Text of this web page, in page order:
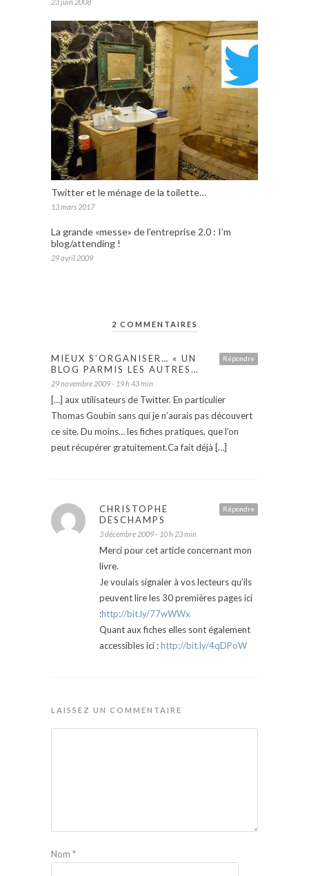
23 juin 2008
Twitter et le ménage de la toilette…
13 mars 2017
La grande «messe» de l’entreprise 2.0 : I’m
blog/attending !
29 avril 2009
2 COMMENTAIRES
Répondre
MIEUX S’ORGANISER… « UN
BLOG PARMIS LES AUTRES…
29 novembre 2009 - 19 h 43 min
[…] aux utilisateurs de Twitter. En particulier
Thomas Goubin sans qui je n’aurais pas découvert
ce site. Du moins… les fiches pratiques, que l’on
peut récupérer gratuitement.Ca fait déjà […]
Répondre
CHRISTOPHE
DESCHAMPS
3 décembre 2009 - 10 h 23 min
Merci pour cet article concernant mon
livre.
Je voulais signaler à vos lecteurs qu’ils
peuvent lire les 30 premières pages ici
:http://bit.ly/77wWWx
Quant aux fiches elles sont également
accessibles ici :http://bit.ly/4qDPoW
LAISSEZ UN COMMENTAIRE
Nom *